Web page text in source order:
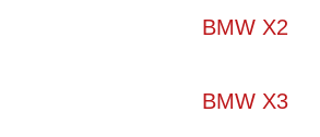
BMW X2
BMW X3